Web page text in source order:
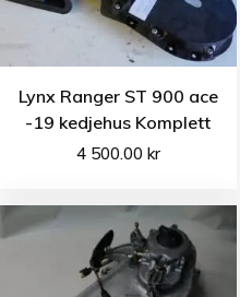
Lynx Ranger ST 900 ace
-19 kedjehus Komplett
4 500.00 kr